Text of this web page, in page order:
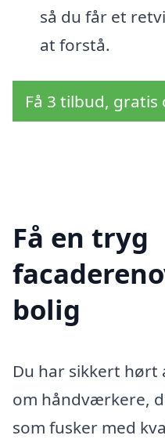
så du får et
at forstå.
Få 3 tilbud,
Få en tryg
bolig
Du har sikkert
om håndværkere,
som fusker med